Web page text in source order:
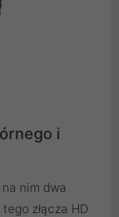
i
nim dwa
złącza HD